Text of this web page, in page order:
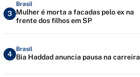
3
Brasil
Mulher é morta a facadas pelo ex na
frente dos filhos em SP
4
Brasil
Bia Haddad anuncia pausa na carreira